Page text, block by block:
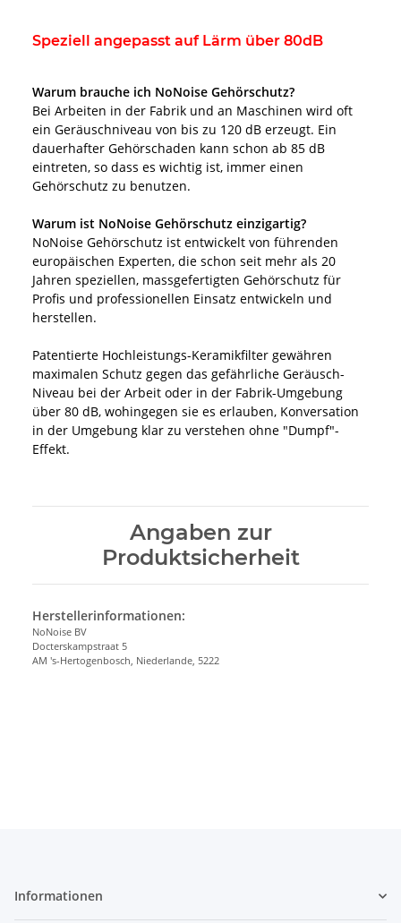
Speziell angepasst auf Lärm über 80dB
Warum brauche ich NoNoise Gehörschutz?
Bei Arbeiten in der Fabrik und an Maschinen wird oft
ein Geräuschniveau von bis zu 120 dB erzeugt. Ein
dauerhafter Gehörschaden kann schon ab 85 dB
eintreten, so dass es wichtig ist, immer einen
Gehörschutz zu benutzen.
Warum ist NoNoise Gehörschutz einzigartig?
NoNoise Gehörschutz ist entwickelt von führenden
europäischen Experten, die schon seit mehr als 20
Jahren speziellen, massgefertigten Gehörschutz für
Profis und professionellen Einsatz entwickeln und
herstellen.
Patentierte Hochleistungs-Keramikfilter gewähren
maximalen Schutz gegen das gefährliche Geräusch-
Niveau bei der Arbeit oder in der Fabrik-Umgebung
über 80 dB, wohingegen sie es erlauben, Konversation
in der Umgebung klar zu verstehen ohne "Dumpf"-
Effekt.
Angaben zur
Produktsicherheit
Herstellerinformationen:
NoNoise BV
Docterskampstraat 5
AM 's-Hertogenbosch, Niederlande, 5222
Informationen